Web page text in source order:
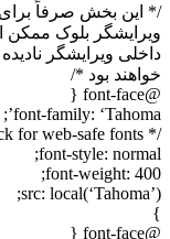
/* این بخش صرفاً
ویرایشگر بلوک
داخلی ویرایشگر
خواهند بود */
@font-face {
font-family: ‘Tahoma’;
/* Fallback for web-safe fonts */
font-style: normal;
font-weight: 400;
src: local(‘Tahoma’);
}
@font-face {